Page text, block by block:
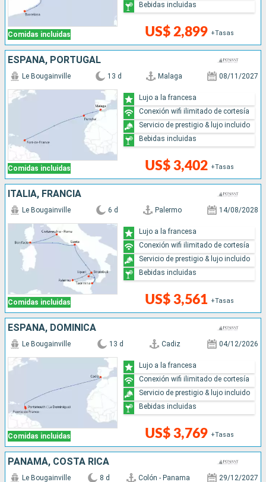
Comidas incluidas US$ 2,899 +Tasas
Bebidas incluidas
ESPAÑA, PORTUGAL
Comidas incluidas
Le Bougainville 13 d Malaga 08/11/2027
US$ 3,402 +Tasas
Lujo a la francesa
Conexión wifi ilimitado de cortesía
Servicio de prestigio & lujo incluido
Bebidas incluidas
ITALIA, FRANCIA
Comidas incluidas
Le Bougainville 6 d Palermo 14/08/2028
US$ 3,561 +Tasas
Lujo a la francesa
Conexión wifi ilimitado de cortesía
Servicio de prestigio & lujo incluido
Bebidas incluidas
ESPAÑA, DOMINICA
Comidas incluidas
Le Bougainville 13 d Cadiz 04/12/2026
US$ 3,769 +Tasas
Lujo a la francesa
Conexión wifi ilimitado de cortesía
Servicio de prestigio & lujo incluido
Bebidas incluidas
PANAMÁ, COSTA RICA
Le Bougainville 8 d Colón - Panama 29/12/2027